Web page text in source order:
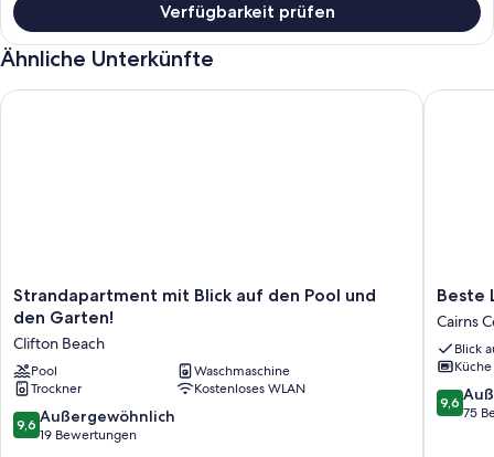
Verfügbarkeit prüfen
Ähnliche Unterkünfte
Strandapartment
mit
auf
den
Pool
und
den
Strandapartment mit Blick auf den Pool und
den Garten!
Clifton Beach
Pool
Waschmaschine
Trockner
Kostenloses WLAN
9.6
von
9,6 Außergewöhnlich
19 Bewertungen
Strandapartment mit Blick auf den Pool und den Garten!
Beste
Lage
in
Cairns
-
Cairns
Beste
Cairns
Blick
Küche
9.6
von
9,6
75
Beste